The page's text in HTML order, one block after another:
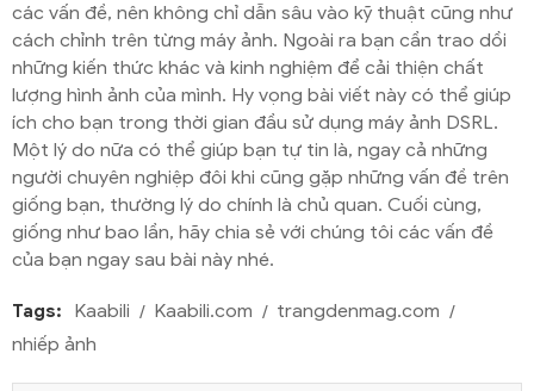
các vấn đề, nên không chỉ dẫn sâu vào kỹ thuật cũng như
cách chỉnh trên từng máy ảnh. Ngoài ra bạn cần trao dồi
những kiến thức khác và kinh nghiệm để cải thiện chất
lượng hình ảnh của mình. Hy vọng bài viết này có thể giúp
ích cho bạn trong thời gian đầu sử dụng máy ảnh DSRL.
Một lý do nữa có thể giúp bạn tự tin là, ngay cả những
người chuyên nghiệp đôi khi cũng gặp những vấn đề trên
giống bạn, thường lý do chính là chủ quan. Cuối cùng,
giống như bao lần, hãy chia sẻ với chúng tôi các vấn đề
của bạn ngay sau bài này nhé.
Tags: Kaabili Kaabili.com
trangdenmag.com
nhiếp ảnh